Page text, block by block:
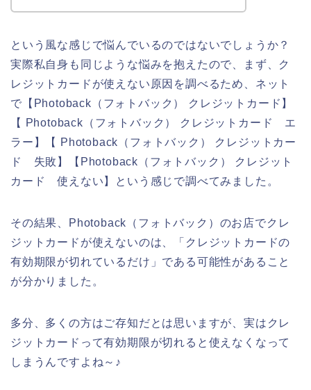
という風な感じで悩んでいるのではないでしょうか？
実際私自身も同じような悩みを抱えたので、まず、ク
レジットカードが使えない原因を調べるため、ネット
で【Photoback（フォトバック） クレジットカード】
【 Photoback（フォトバック） クレジットカード エ
ラー】【 Photoback（フォトバック） クレジットカー
ド 失敗】【Photoback（フォトバック） クレジット
カード 使えない】という感じで調べてみました。
その結果、Photoback（フォトバック）のお店でクレ
ジットカードが使えないのは、「クレジットカードの
有効期限が切れているだけ」である可能性があること
が分かりました。
多分、多くの方はご存知だとは思いますが、実はクレ
ジットカードって有効期限が切れると使えなくなって
しまうんですよね～♪